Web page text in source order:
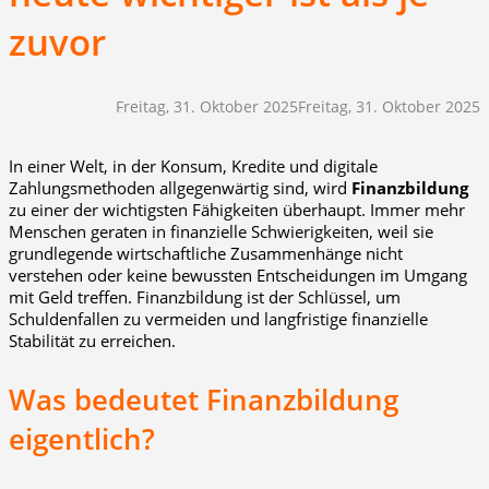
zuvor
Freitag, 31. Oktober 2025Freitag, 31. Oktober 2025
In einer Welt, in der Konsum, Kredite und digitale
Zahlungsmethoden allgegenwärtig sind, wird Finanzbildung
zu einer der wichtigsten Fähigkeiten überhaupt. Immer mehr
Menschen geraten in finanzielle Schwierigkeiten, weil sie
grundlegende wirtschaftliche Zusammenhänge nicht
verstehen oder keine bewussten Entscheidungen im Umgang
mit Geld treffen. Finanzbildung ist der Schlüssel, um
Schuldenfallen zu vermeiden und langfristige finanzielle
Stabilität zu erreichen.
Was bedeutet Finanzbildung
eigentlich?